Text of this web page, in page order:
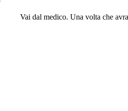
Vai dal medico. Una volta che